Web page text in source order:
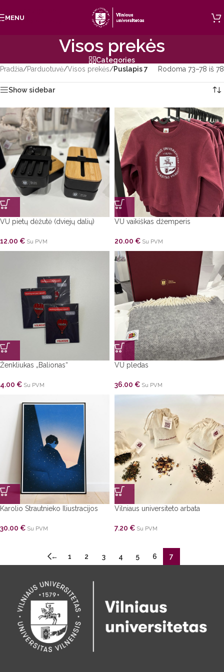
Skip to main content
MENU
Visos prekės
Categories
Pradžia/Parduotuvė/Visos prekės/Puslapis 7 Rodoma 73–78 iš 78
Show sidebar
VU pietų dėžutė (dviejų dalių)
12.00 € Su PVM
VU vaikiškas džemperis
20.00 € Su PVM
Ženkliukas „Balionas“
4.00 € Su PVM
VU pledas
36.00 € Su PVM
Karolio Strautnieko Iliustracijos
30.00 € Su PVM
Vilniaus universiteto arbata
7.20 € Su PVM
← 1 2 3 4 5 6 7